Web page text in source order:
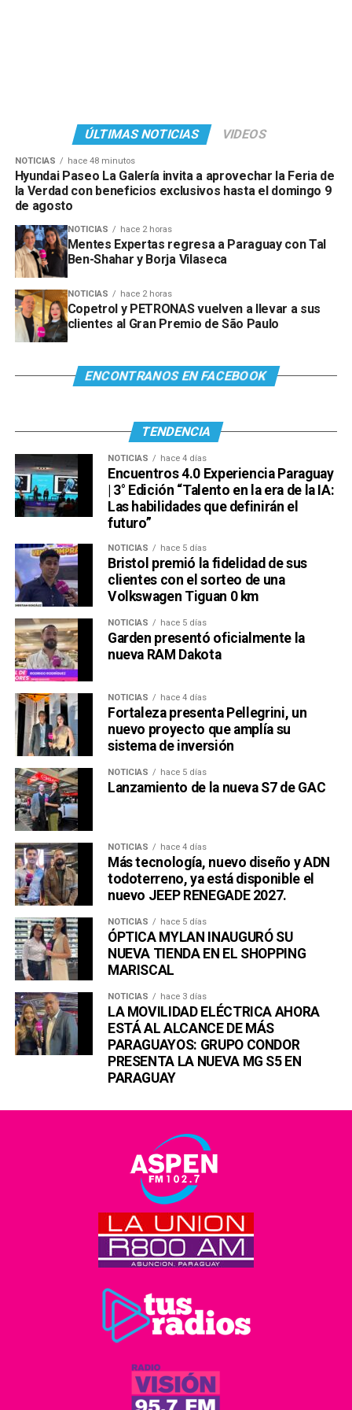
Ver esta publicación en Instagram
Una publicación compartida por Venus Media (@venusmediaoficial)
ÚLTIMAS NOTICIAS VIDEOS
NOTICIAS hace 48 minutos
Hyundai Paseo La Galería invita a aprovechar la Feria de
la Verdad con beneficios exclusivos hasta el domingo 9
de agosto
NOTICIAS hace 2 horas
Mentes Expertas regresa a Paraguay con Tal
Ben-Shahar y Borja Vilaseca
NOTICIAS hace 2 horas
Copetrol y PETRONAS vuelven a llevar a sus
clientes al Gran Premio de São Paulo
ENCONTRANOS EN FACEBOOK
TENDENCIA
NOTICIAS hace 4 días
Encuentros 4.0 Experiencia Paraguay
| 3° Edición “Talento en la era de la IA:
Las habilidades que definirán el
futuro”
NOTICIAS hace 5 días
Bristol premió la fidelidad de sus
clientes con el sorteo de una
Volkswagen Tiguan 0 km
NOTICIAS hace 5 días
Garden presentó oficialmente la
nueva RAM Dakota
NOTICIAS hace 4 días
Fortaleza presenta Pellegrini, un
nuevo proyecto que amplía su
sistema de inversión
NOTICIAS hace 5 días
Lanzamiento de la nueva S7 de GAC
NOTICIAS hace 4 días
Más tecnología, nuevo diseño y ADN
todoterreno, ya está disponible el
nuevo JEEP RENEGADE 2027.
NOTICIAS hace 5 días
ÓPTICA MYLAN INAUGURÓ SU
NUEVA TIENDA EN EL SHOPPING
MARISCAL
NOTICIAS hace 3 días
LA MOVILIDAD ELÉCTRICA AHORA
ESTÁ AL ALCANCE DE MÁS
PARAGUAYOS: GRUPO CONDOR
PRESENTA LA NUEVA MG S5 EN
PARAGUAY